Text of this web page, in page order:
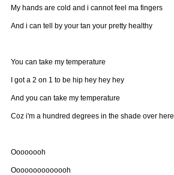
My hands are cold and i cannot feel ma fingers
And i can tell by your tan your pretty healthy
You can take my temperature
I got a 2 on 1 to be hip hey hey hey
And you can take my temperature
Coz i'm a hundred degrees in the shade over here
Oooooooh
Oooooooooooooh